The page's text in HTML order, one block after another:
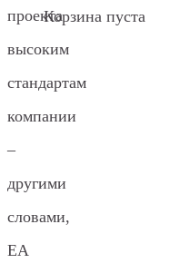
Корзина пуста
проекта
высоким
стандартам
компании
–
другими
словами,
EA